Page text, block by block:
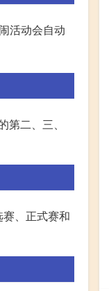
活动会自动
二、三、
、正式赛和